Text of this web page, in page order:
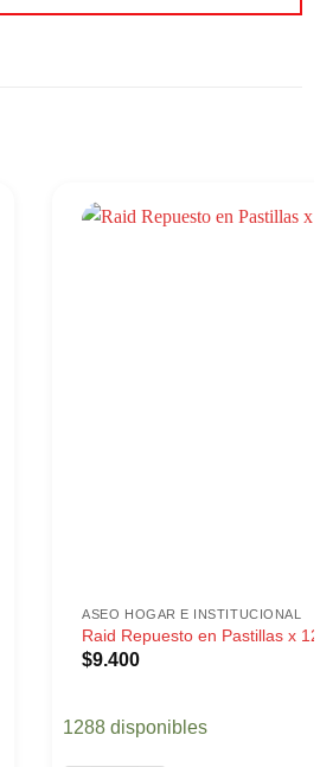
ASEO HOGAR E INSTITUCIONAL
Raid Repuesto en Pastillas x
$9.400
1288 disponibles